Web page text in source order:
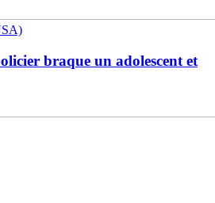
braque un adolescent et